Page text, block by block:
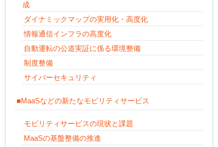
成
ダイナミックマップの実用化・高度化
情報通信インフラの高度化
自動運転の公道実証に係る環境整備
制度整備
サイバーセキュリティ
■MaaSなどの新たなモビリティサービス
モビリティサービスの現状と課題
MaaSの基盤整備の推進